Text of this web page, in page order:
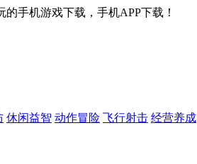
手机游戏下载，手机APP下载！
休闲益智 动作冒险 飞行射击 经营养成